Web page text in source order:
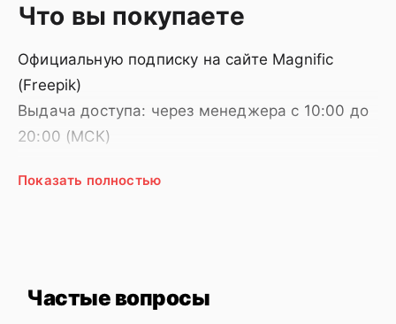
Что вы покупаете
Официальную подписку на сайте Magnific
(Freepik)
Выдача доступа: через менеджера с 10:00 до
20:00 (МСК)
ресурсов для дизайнеров, маркетологов и
Показать полностью
Частые вопросы